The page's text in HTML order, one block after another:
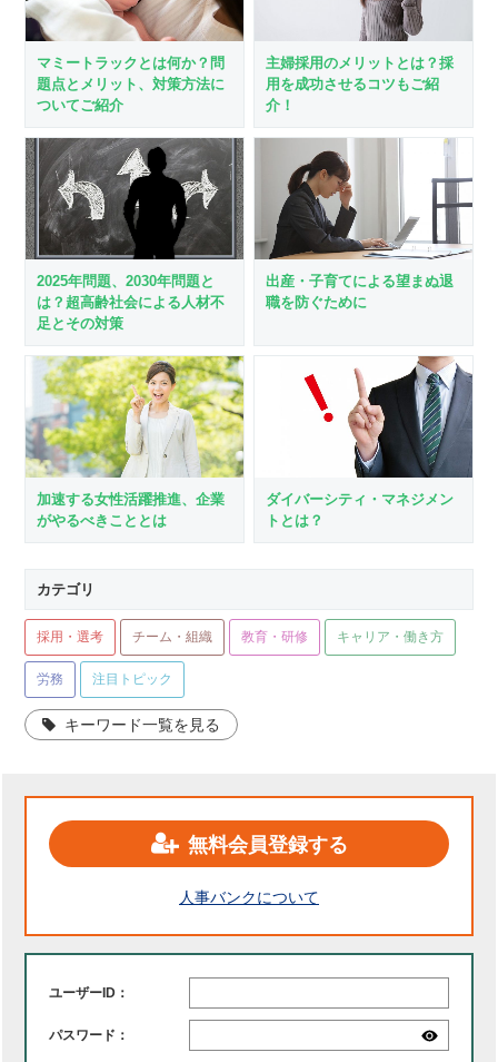
マミートラックとは何か？問
題点とメリット、対策方法に
ついてご紹介
主婦採用のメリットとは？採
用を成功させるコツもご紹
介！
2025年問題、2030年問題と
は？超高齢社会による人材不
足とその対策
出産・子育てによる望まぬ退
職を防ぐために
加速する女性活躍推進、企業
がやるべきこととは
ダイバーシティ・マネジメン
トとは？
カテゴリ
採用・選考 チーム・組織 教育・研修 キャリア・働き方
労務 注目トピック
キーワード一覧を見る
無料会員登録する
人事バンクについて
ユーザーID：
パスワード：